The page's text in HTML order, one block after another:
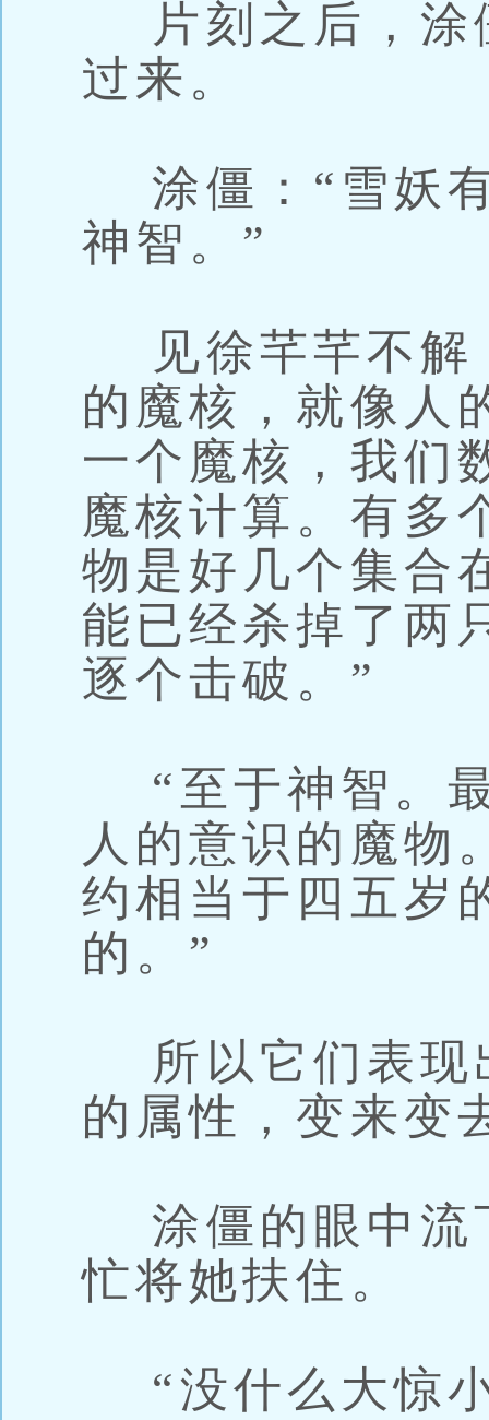
片刻之后，涂
过来。
涂僵：“雪妖
神智。”
见徐芊芊不解
的魔核，就像人
一个魔核，我们
魔核计算。有多
物是好几个集合
能已经杀掉了两
逐个击破。”
“至于神智。
人的意识的魔物
约相当于四五岁
的。”
所以它们表现
的属性，变来变
涂僵的眼中流
忙将她扶住。
“没什么大惊